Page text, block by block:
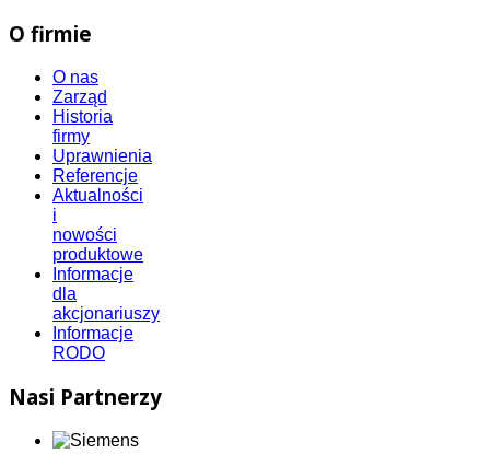
O firmie
O nas
Zarząd
Historia
firmy
Uprawnienia
Referencje
Aktualności
i
nowości
produktowe
Informacje
dla
akcjonariuszy
Informacje
RODO
Nasi Partnerzy